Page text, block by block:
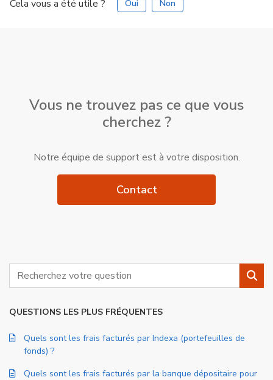
Cela vous a été utile ? Oui Non
Vous ne trouvez pas ce que vous
cherchez ?
Notre équipe de support est à votre disposition.
Contact
Rechercher
QUESTIONS LES PLUS FRÉQUENTES
Quels sont les frais facturés par Indexa (portefeuilles de
fonds) ?
Quels sont les frais facturés par la banque dépositaire pour